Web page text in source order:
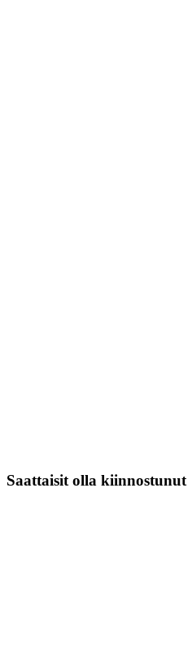
Saattaisit olla kiinnostunut